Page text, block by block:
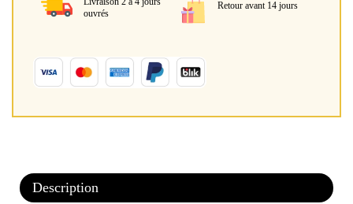
ouvrés
Retour avant 14 jours
Description